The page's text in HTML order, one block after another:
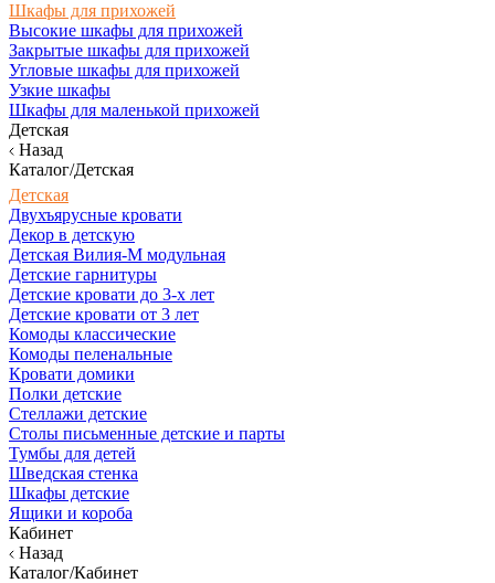
Шкафы для прихожей
Высокие шкафы для прихожей
Закрытые шкафы для прихожей
Угловые шкафы для прихожей
Узкие шкафы
Шкафы для маленькой прихожей
Детская
Назад
Каталог/Детская
Детская
Двухъярусные кровати
Декор в детскую
Детская Вилия-М модульная
Детские гарнитуры
Детские кровати до 3-х лет
Детские кровати от 3 лет
Комоды классические
Комоды пеленальные
Кровати домики
Полки детские
Стеллажи детские
Столы письменные детские и парты
Тумбы для детей
Шведская стенка
Шкафы детские
Ящики и короба
Кабинет
Назад
Каталог/Кабинет